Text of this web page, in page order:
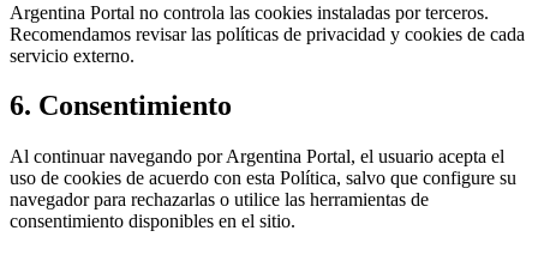
Argentina Portal no controla las cookies instaladas por terceros.
Recomendamos revisar las políticas de privacidad y cookies de cada
servicio externo.
6. Consentimiento
Al continuar navegando por Argentina Portal, el usuario acepta el
uso de cookies de acuerdo con esta Política, salvo que configure su
navegador para rechazarlas o utilice las herramientas de
consentimiento disponibles en el sitio.